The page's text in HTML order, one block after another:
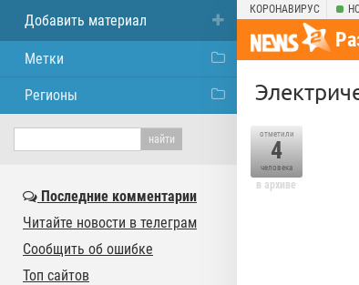
КОРОНАВИРУС
отметили
4
человека
в архиве
Добавить материал
Метки
Регионы
Последние комментарии
Читайте новости в телеграм
Сообщить об ошибке
Топ сайтов